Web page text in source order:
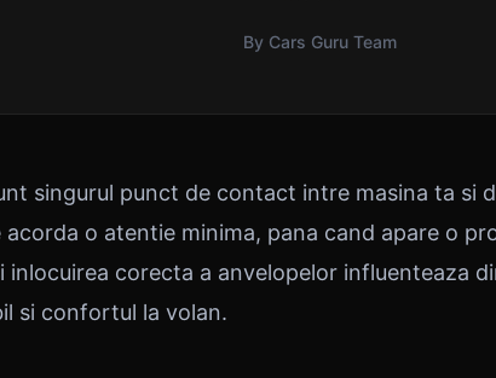
By Cars Guru Team
singurul punct de contact intre masina ta si
o atentie minima, pana cand apare o
inlocuirea corecta a anvelopelor influenteaza
si confortul la volan.